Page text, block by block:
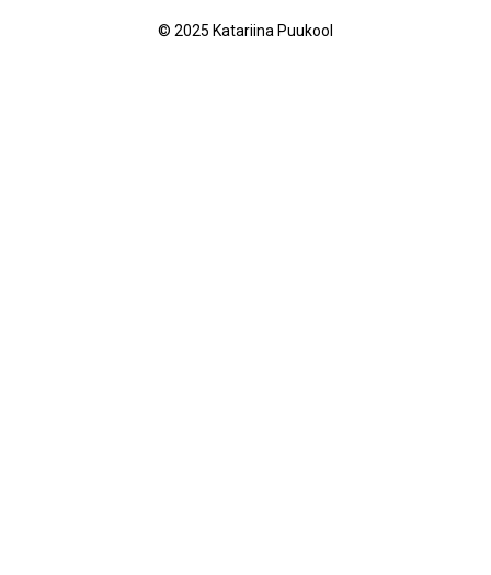
© 2025 Katariina Puukool